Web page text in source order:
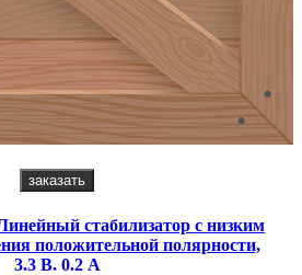
заказать
стабилизатор с низким
положительной полярности,
3.3 В, 0.2 А